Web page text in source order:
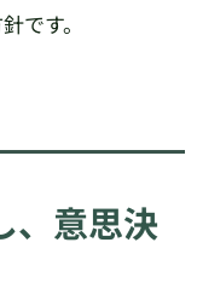
です。
、意思決